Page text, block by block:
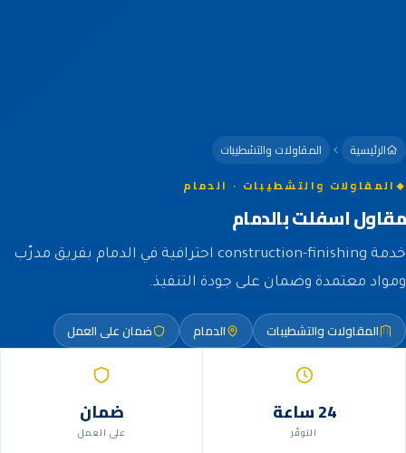
الرئيسية المقاولات والتشطيبات
المقاولات والتشطيبات · الدمام
مقاول اسفلت بالدمام
خدمة construction-finishing احترافية في الدمام بفريق مدرّب
ومواد معتمدة وضمان على جودة التنفيذ.
المقاولات والتشطيبات الدمام ضمان على العمل
24 ساعة
التوفّر
ضمان
على العمل